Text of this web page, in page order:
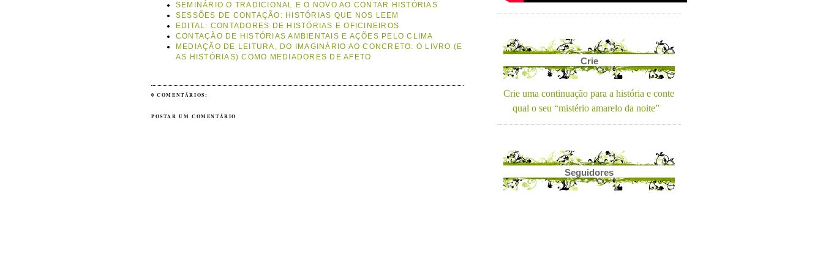
SEMINÁRIO O TRADICIONAL E O NOVO AO CONTAR HISTÓRIAS
SESSÕES DE CONTAÇÃO: HISTÓRIAS QUE NOS LEEM
EDITAL: CONTADORES DE HISTÓRIAS E OFICINEIROS
CONTAÇÃO DE HISTÓRIAS AMBIENTAIS E AÇÕES PELO CLIMA
MEDIAÇÃO DE LEITURA, DO IMAGINÁRIO AO CONCRETO: O LIVRO (E
AS HISTÓRIAS) COMO MEDIADORES DE AFETO
0 COMENTÁRIOS:
POSTAR UM COMENTÁRIO
Crie
Crie uma continuação para a história e conte
qual o seu “mistério amarelo da noite”
Seguidores